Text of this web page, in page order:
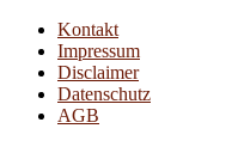
Kontakt
Impressum
Disclaimer
Datenschutz
AGB